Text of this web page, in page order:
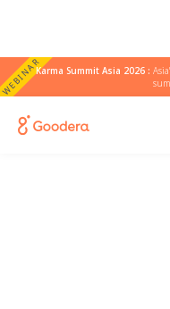
WEBINARKarma Summit Asia 2026 :